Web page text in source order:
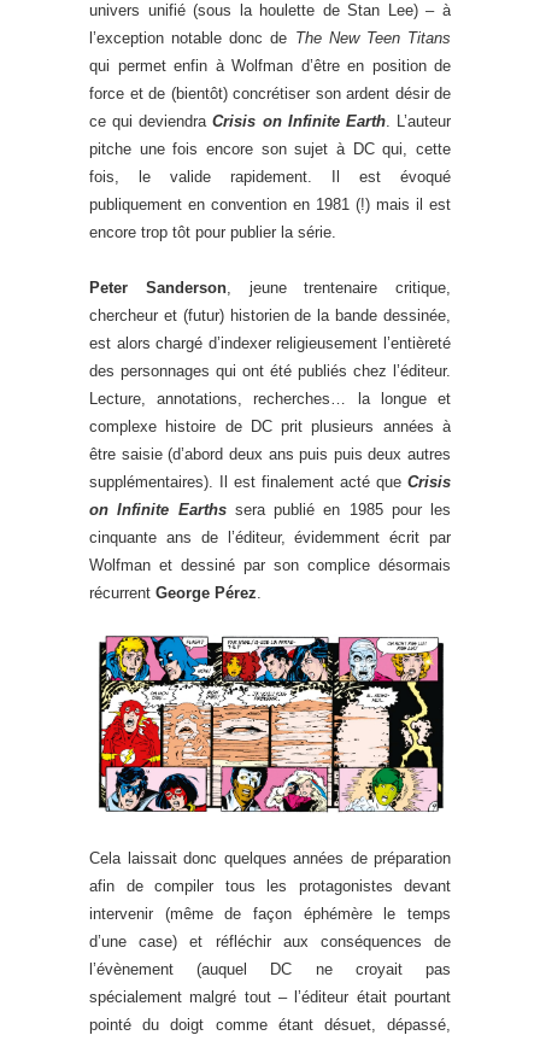
univers unifié (sous la houlette de Stan Lee) – à
l’exception notable donc de The New Teen Titans
qui permet enfin à Wolfman d’être en position de
force et de (bientôt) concrétiser son ardent désir de
ce qui deviendraCrisis on Infinite Earth. L’auteur
pitche une fois encore son sujet à DC qui, cette
fois, le valide rapidement. Il est évoqué
publiquement en convention en 1981 (!) mais il est
encore trop tôt pour publier la série.
Peter Sanderson, jeune trentenaire critique,
chercheur et (futur) historien de la bande dessinée,
est alors chargé d’indexer religieusement l’entièreté
des personnages qui ont été publiés chez l’éditeur.
Lecture, annotations, recherches… la longue et
complexe histoire de DC prit plusieurs années à
être saisie (d’abord deux ans puis puis deux autres
supplémentaires). Il est finalement acté que Crisis
on Infinite Earthssera publié en 1985 pour les
cinquante ans de l’éditeur, évidemment écrit par
Wolfman et dessiné par son complice désormais
récurrent George Pérez.
Cela laissait donc quelques années de préparation
afin de compiler tous les protagonistes devant
intervenir (même de façon éphémère le temps
d’une case) et réfléchir aux conséquences de
l’évènement (auquel DC ne croyait pas
spécialement malgré tout – l’éditeur était pourtant
pointé du doigt comme étant désuet, dépassé,